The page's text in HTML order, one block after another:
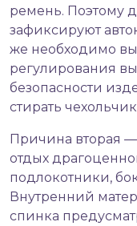
ремень. Поэтому
зафиксируют
же необходимо
регулирования
безопасности
стирать
Причина вторая
отдых
подлокотники,
Внутренний
спинка